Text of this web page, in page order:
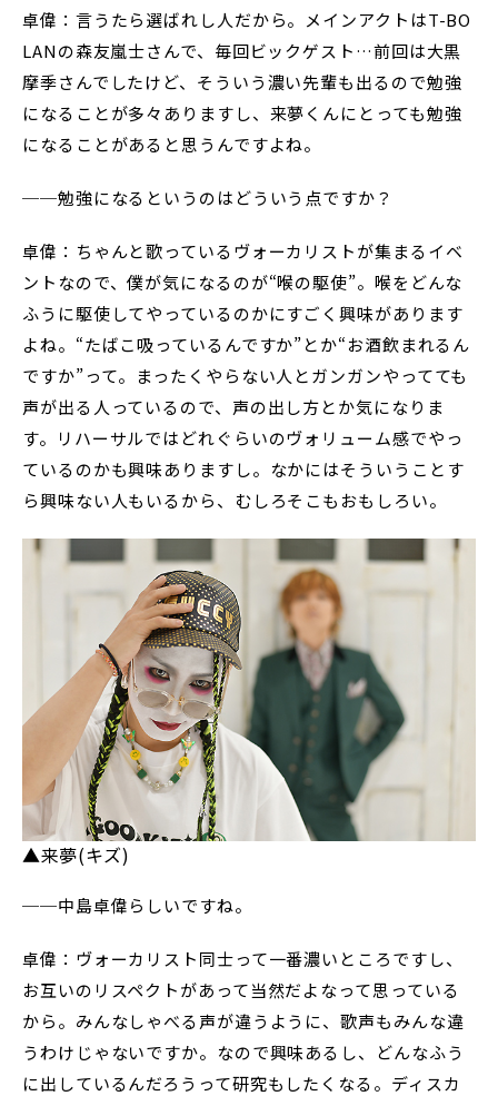
卓偉：言うたら選ばれし人だから。メインアクトはT-BO
LANの森友嵐士さんで、毎回ビックゲスト…前回は大黒
摩季さんでしたけど、そういう濃い先輩も出るので勉強
になることが多々ありますし、来夢くんにとっても勉強
になることがあると思うんですよね。
──勉強になるというのはどういう点ですか？
卓偉：ちゃんと歌っているヴォーカリストが集まるイベ
ントなので、僕が気になるのが“喉の駆使”。喉をどんな
ふうに駆使してやっているのかにすごく興味があります
よね。“たばこ吸っているんですか”とか“お酒飲まれるん
ですか”って。まったくやらない人とガンガンやってても
声が出る人っているので、声の出し方とか気になりま
す。リハーサルではどれぐらいのヴォリューム感でやっ
ているのかも興味ありますし。なかにはそういうことす
ら興味ない人もいるから、むしろそこもおもしろい。
▲来夢(キズ)
──中島卓偉らしいですね。
卓偉：ヴォーカリスト同士って一番濃いところですし、
お互いのリスペクトがあって当然だよなって思っている
から。みんなしゃべる声が違うように、歌声もみんな違
うわけじゃないですか。なので興味あるし、どんなふう
に出しているんだろうって研究もしたくなる。ディスカ